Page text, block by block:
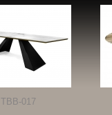
TBB-017